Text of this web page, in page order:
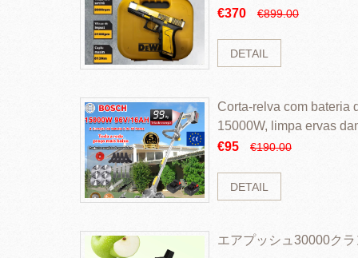
€370
€899.00
DETAIL
Corta-relva com bateria
15000W, limpa ervas
rapidamente
€95 €190.00
DETAIL
エアプッシュ30000ク